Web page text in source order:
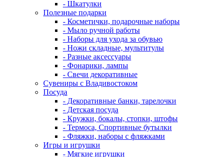
- Шкатулки
Полезные подарки
- Косметички, подарочные наборы
- Мыло ручной работы
- Наборы для ухода за обувью
- Ножи складные, мультитулы
- Разные аксессуары
- Фонарики, лампы
- Свечи декоративные
Сувениры с Владивостоком
Посуда
- Декоративные банки, тарелочки
- Детская посуда
- Кружки, бокалы, стопки, штофы
- Термоса, Спортивные бутылки
- Фляжки, наборы с фляжками
Игры и игрушки
- Мягкие игрушки